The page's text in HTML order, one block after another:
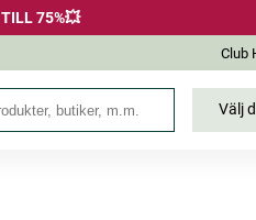
75%💥
Club
Välj